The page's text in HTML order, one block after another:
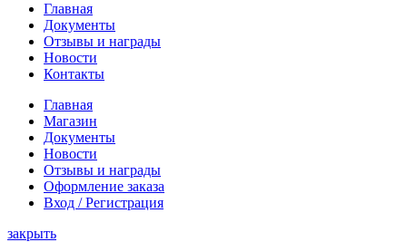
Главная
Документы
Отзывы и награды
Новости
Контакты
Главная
Магазин
Документы
Новости
Отзывы и награды
Оформление заказа
Вход / Регистрация
закрыть